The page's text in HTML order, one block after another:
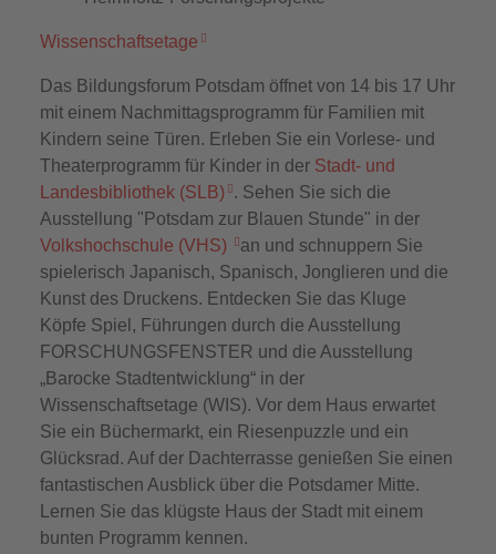
Wissenschaftsetage
Das Bildungsforum Potsdam öffnet von 14 bis 17 Uhr
mit einem Nachmittagsprogramm für Familien mit
Kindern seine Türen. Erleben Sie ein Vorlese- und
Theaterprogramm für Kinder in der Stadt- und
Landesbibliothek (SLB) . Sehen Sie sich die
Ausstellung "Potsdam zur Blauen Stunde" in der
Volkshochschule (VHS)
an und schnuppern Sie
spielerisch Japanisch, Spanisch, Jonglieren und die
Kunst des Druckens. Entdecken Sie das Kluge
Köpfe Spiel, Führungen durch die Ausstellung
FORSCHUNGSFENSTER und die Ausstellung
„Barocke Stadtentwicklung“ in der
Wissenschaftsetage (WIS). Vor dem Haus erwartet
Sie ein Büchermarkt, ein Riesenpuzzle und ein
Glücksrad. Auf der Dachterrasse genießen Sie einen
fantastischen Ausblick über die Potsdamer Mitte.
Lernen Sie das klügste Haus der Stadt mit einem
bunten Programm kennen.